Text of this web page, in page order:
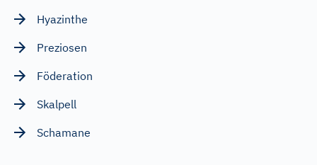
Hyazinthe
Preziosen
Föderation
Skalpell
Schamane